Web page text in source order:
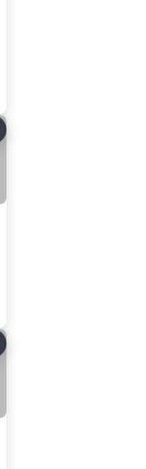
do ulubionych
do ulubionych